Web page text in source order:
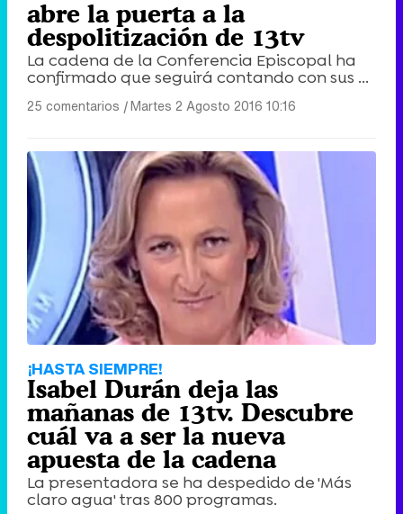
Tráiler de la tercera temporada de 'The Walking Dead: Dead City' de AMC+
abre la puerta a la
despolitización de 13tv
La cadena de la Conferencia Episcopal ha
confirmado que seguirá contando con sus ...
25 comentarios |Martes 2 Agosto 2016 10:16
¡HASTA SIEMPRE!
Isabel Durán deja las
mañanas de 13tv. Descubre
cuál va a ser la nueva
apuesta de la cadena
La presentadora se ha despedido de 'Más
claro agua' tras 800 programas.